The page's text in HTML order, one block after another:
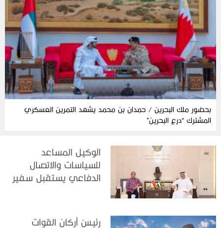
بحضور ملك البحرين / حمدان بن محمد يشهد التمرين العسكري
المشترك “درع البحرين”
الوكيل المساعد
للسياسات والاتصال
الدفاعي يستقبل سفير
رئيسُ أركان القوات